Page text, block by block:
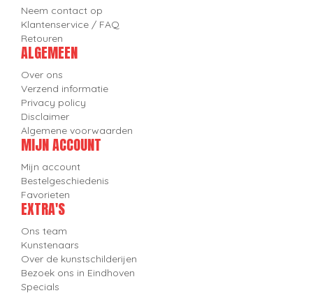
Neem contact op
Klantenservice / FAQ
Retouren
ALGEMEEN
Over ons
Verzend informatie
Privacy policy
Disclaimer
Algemene voorwaarden
MIJN ACCOUNT
Mijn account
Bestelgeschiedenis
Favorieten
EXTRA'S
Ons team
Kunstenaars
Over de kunstschilderijen
Bezoek ons in Eindhoven
Specials